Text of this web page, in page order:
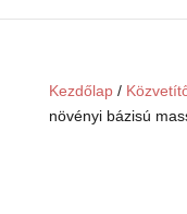
Kezdőlap/
növényi bázisú